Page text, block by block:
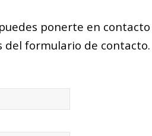
ponerte en contacto
del formulario de contacto.